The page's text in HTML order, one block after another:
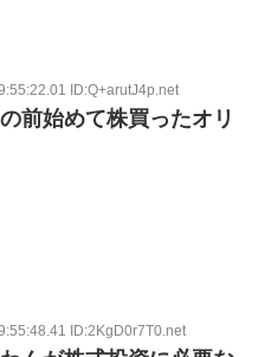
ID:Q+arutJ4p.net
前始めて株買ったオリ
ID:2KgD0r7T0.net